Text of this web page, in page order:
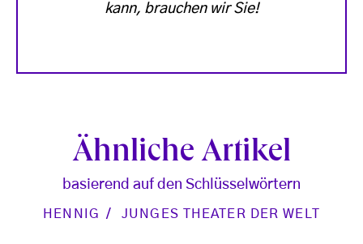
kann, brauchen wir Sie!
Ähnliche Artikel
basierend auf den Schlüsselwörtern
HENNIG JUNGES THEATER DER WELT